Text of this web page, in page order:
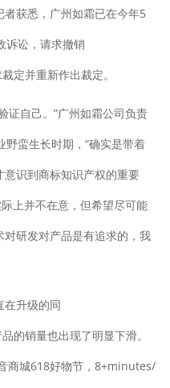
获悉，广州如霜已在今年5
诉讼，请求撤销
定并重新作出裁定。
自己。”广州如霜公司负责
蛮生长时期，“确实是带着
识到商标知识产权的重要
上并不在意，但希望尽可能
研发对产品是有追求的，我
升级的同
的销量也出现了明显下滑。
商城618好物节，8+minutes/